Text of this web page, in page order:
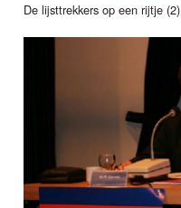
De lijsttrekkers op een rijtje (2)